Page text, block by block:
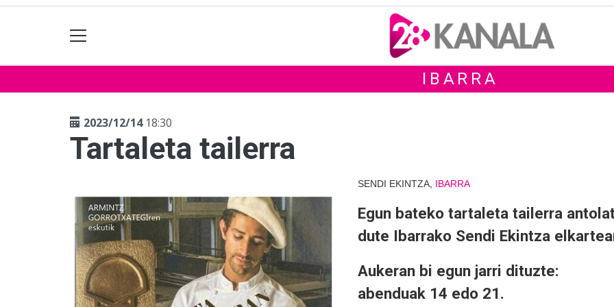
IBARRA
2023/12/1418:30
Tartaleta tailerra
SENDI EKINTZA, IBARRA
Egun bateko tartaleta tailerra
dute Ibarrako Sendi Ekintza
Aukeran bi egun jarri dituzte:
abenduak 14 edo 21.